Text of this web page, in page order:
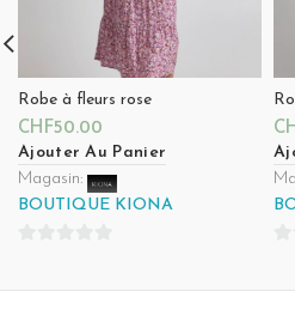
Robe à fleurs rose
CHF50.00
Ajouter Au Panier
Magasin:
BOUTIQUE KIONA